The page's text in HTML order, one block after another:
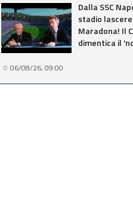
Dalla SSC
stadio
Maradona! Il
dimentica il
06/08/26, 09:00